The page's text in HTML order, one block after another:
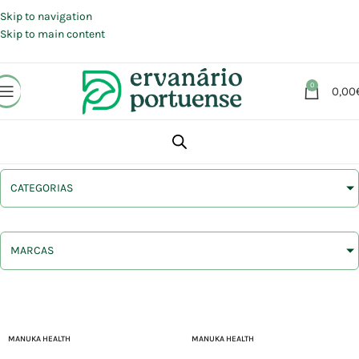
Skip to navigation
Skip to main content
0 0,00
CATEGORIAS
MARCAS
MANUKA HEALTH MANUKA HEALTH